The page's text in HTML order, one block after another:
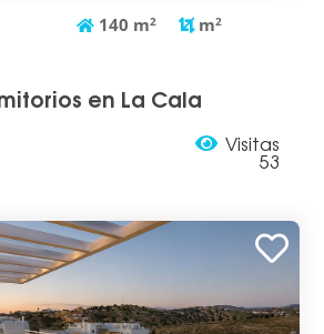
140 m2 m2
en La Cala
Visitas
53